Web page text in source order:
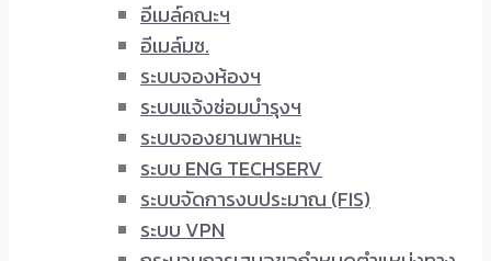
อีเมล์คณะฯ
อีเมล์มช.
ระบบจองห้องฯ
ระบบแจ้งซ่อมบำรุงฯ
ระบบจองยานพาหนะ
ระบบ ENG TECHSERV
ระบบจัดการงบประมาณ (FIS)
ระบบ VPN